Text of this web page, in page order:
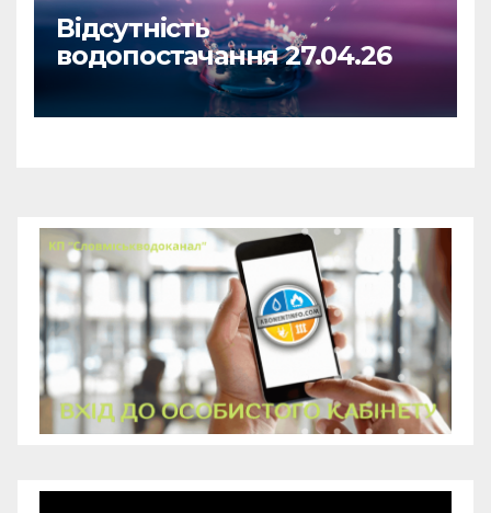
Відсутність
водопостачання 27.04.26